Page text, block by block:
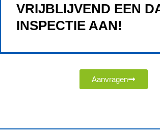
VRIJBLIJVEND EEN
INSPECTIE AAN!
Aanvragen